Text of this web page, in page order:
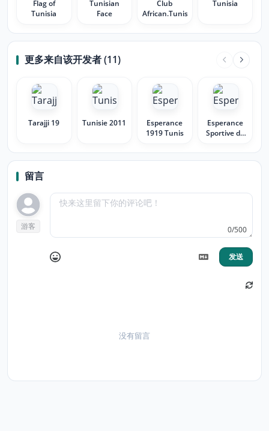
Flag of
Tunisia
Tunisian
Face
Club
African.Tunisia
Tunisia
更多来自该开发者 (11)
Tarajji 19 Tunisie 2011
Esperance
1919 Tunis
Esperance
Sportive de
留言
游客 0/500
发送
没有留言